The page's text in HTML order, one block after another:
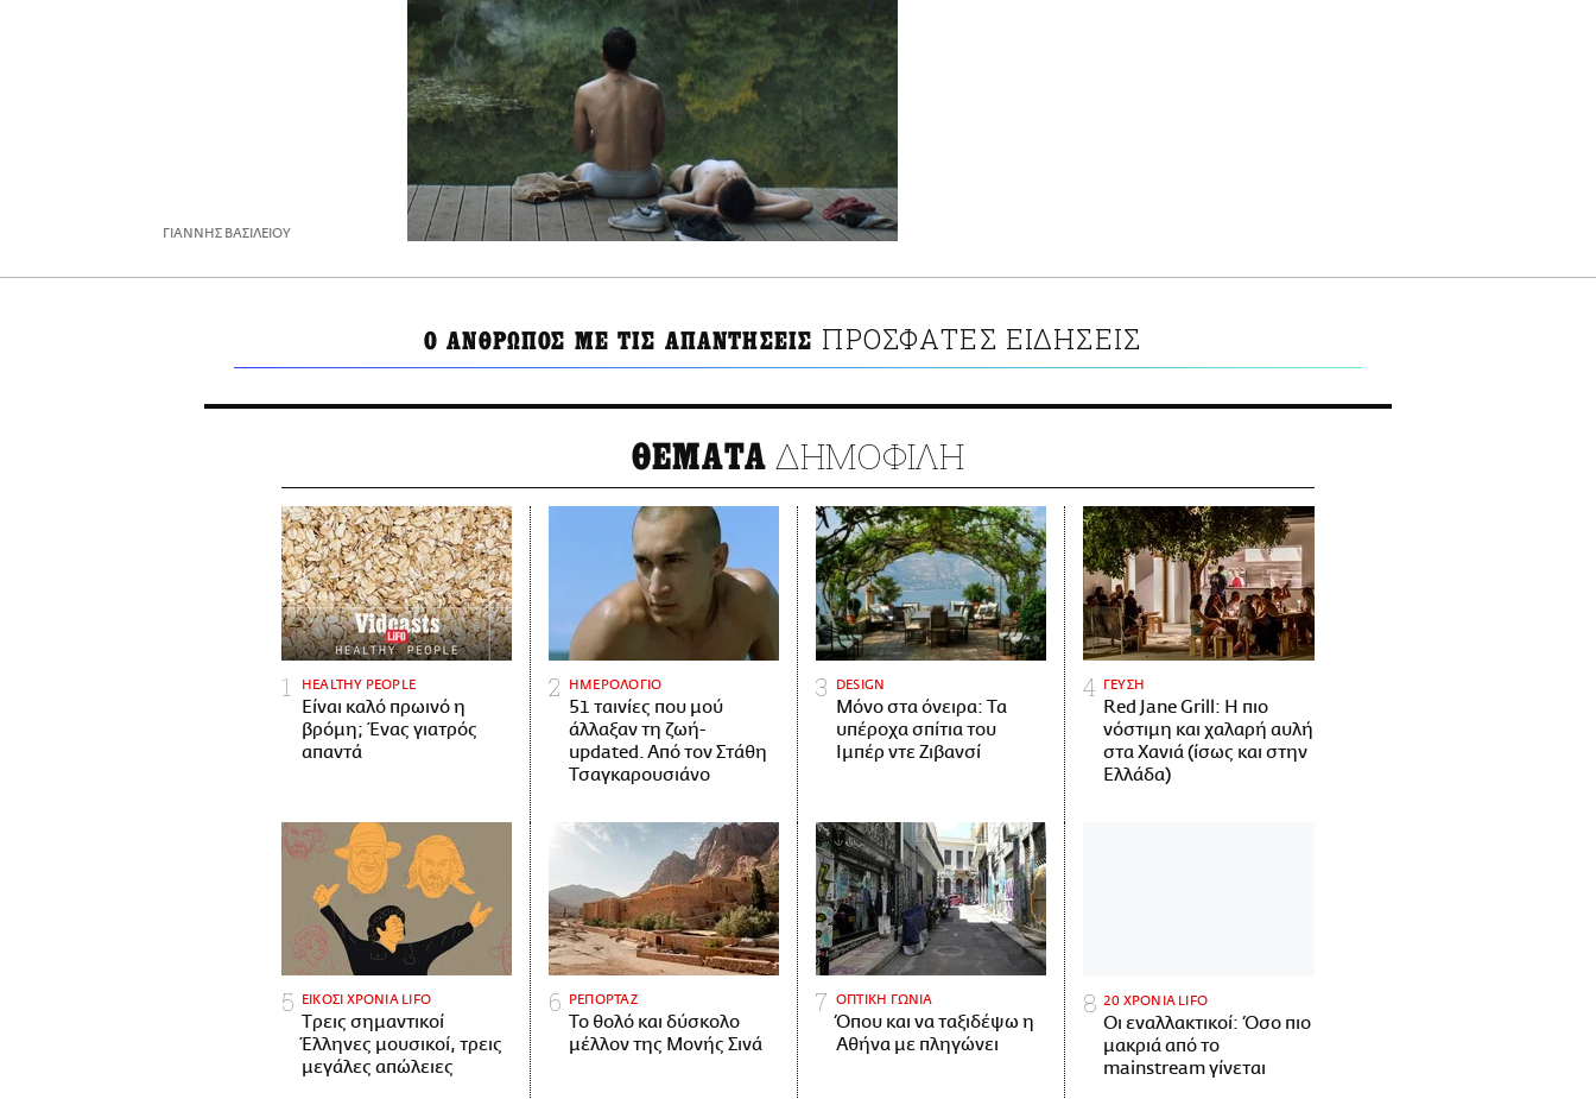
ΓΙΑΝΝΗΣ ΒΑΣΙΛΕΙΟΥ
Ο ΑΝΘΡΩΠΟΣ ΜΕ ΤΙΣ ΑΠΑΝΤΗΣΕΙΣ ΠΡΟΣΦΑΤΕΣ ΕΙΔΗΣΕΙΣ
ΘΕΜΑΤΑ ΔΗΜΟΦΙΛΗ
HEALTHY PEOPLE
Είναι καλό πρωινό η
βρόμη; Ένας γιατρός
απαντά
ΗΜΕΡΟΛΟΓΙΟ
51 ταινίες που μού
άλλαξαν τη ζωή-
updated. Aπό τον Στάθη
Τσαγκαρουσιάνο
DESIGN
Μόνο στα όνειρα: Τα
υπέροχα σπίτια του
Ιμπέρ ντε Ζιβανσί
ΓΕΥΣΗ
Red Jane Grill: Η πιο
νόστιμη και χαλαρή αυλή
στα Χανιά (ίσως και στην
Ελλάδα)
ΕΙΚΟΣΙ ΧΡΟΝΙΑ LIFO
Tρεις σημαντικοί
Έλληνες μουσικοί, τρεις
μεγάλες απώλειες
ΡΕΠΟΡΤΑΖ
Το θολό και δύσκολο
μέλλον της Μονής Σινά
ΟΠΤΙΚΗ ΓΩΝΙΑ
Όπου και να ταξιδέψω η
Αθήνα με πληγώνει
20 ΧΡΟΝΙΑ LIFO
Οι εναλλακτικοί: Όσο πιο
μακριά από το
mainstream γίνεται